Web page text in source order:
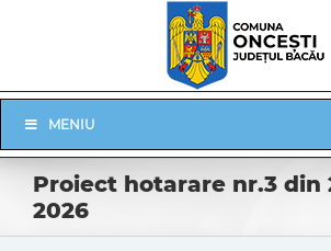
Navigation
MENIU
Proiect hotarare nr.3 din
2026